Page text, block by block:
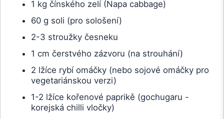
1 kg čínského zelí (Napa cabbage)
60 g soli (pro sološení)
2-3 stroužky česneku
1 cm čerstvého zázvoru (na strouhání)
2 lžíce rybí omáčky (nebo sojové omáčky pro
vegetariánskou verzi)
1-2 lžíce kořenové paprikě (gochugaru -
korejská chilli vločky)